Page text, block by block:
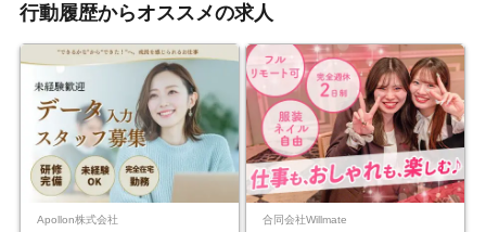
行動履歴からオススメの求人
Apollon株式会社 合同会社Willmate